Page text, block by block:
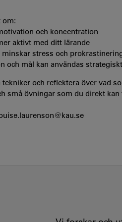
om:
och koncentration
aktivt med ditt lärande
minskar stress och
och mål kan användas strategiskt
och reflektera över vad
små övningar som du direkt kan